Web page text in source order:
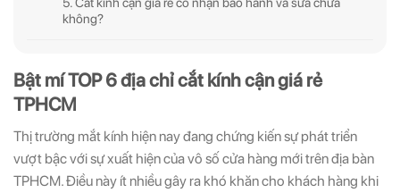
không?
Bật mí TOP 6 địa chỉ cắt kính cận giá rẻ
TPHCM
Thị trường mắt kính hiện nay đang chứng kiến sự phát triển
vượt bậc với sự xuất hiện của vô số cửa hàng mới trên địa bàn
TPHCM. Điều này ít nhiều gây ra khó khăn cho khách hàng khi
ĐĂNG KÝ NGAY ĐỂ NHẬN
cho bạn!
ĐĂNG KÝ NGAY ĐỂ NHẬN
cho bạn!